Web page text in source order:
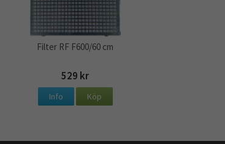
Filter RF F600/60 cm
529 kr
Info Köp